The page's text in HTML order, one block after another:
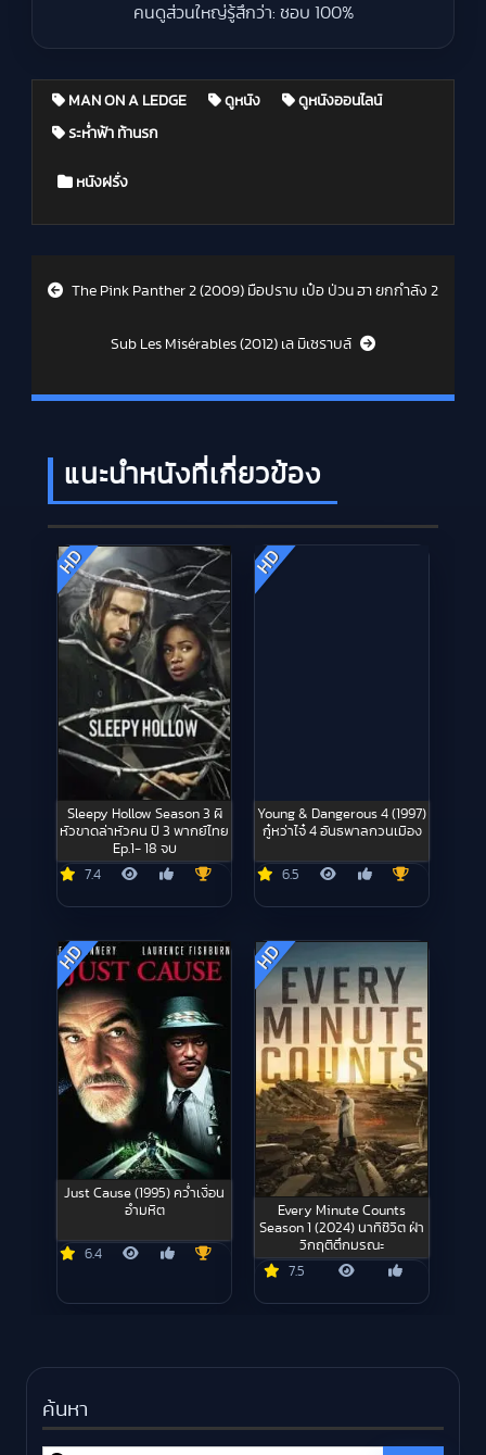
คนดูส่วนใหญ่รู้สึกว่า: ชอบ 100%
MAN ON A LEDGE ดูหนัง ดูหนังออนไลน์
ระห่ำฟ้า ท้านรก
Posted in
หนังฝรั่ง
Post navigation
The Pink Panther 2 (2009) มือปราบ เป๋อ ป่วน ฮา ยกกำลัง 2
Sub Les Misérables (2012) เล มิเซราบล์
แนะนำหนังที่เกี่ยวข้อง
HD
Sleepy Hollow Season 3 ผี
หัวขาดล่าหัวคน ปี 3 พากย์ไทย
Ep.1- 18 จบ
7.4
HD
Young & Dangerous 4 (1997)
กู๋หว่าไจ๋ 4 อันธพาลกวนเมือง
6.5
HD
Just Cause (1995) คว่ำเงื่อน
อำมหิต
6.4
HD
Every Minute Counts
Season 1 (2024) นาทีชีวิต ฝ่า
วิกฤติตึกมรณะ
7.5
ค้นหา